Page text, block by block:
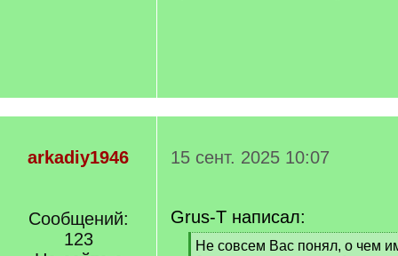
arkadiy1946
Сообщений:
123
15 сент. 2025 10:07
Grus-T написал:
[Не совсем Вас понял, о чем